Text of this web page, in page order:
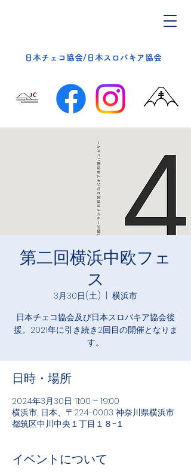
​日本チェコ協会/日本スロバキア協会
第二回横浜中欧フェ
ス
3月30日(土)
横浜市
日本チェコ協会及び日本スロバキア協会後
援。2021年に引き続き2回目の開催となりま
す。
日時・場所
2024年3月30日 11:00 – 19:00
横浜市, 日本、〒224-0003 神奈川県横浜市
都筑区中川中央１丁目１８−１
イベントについて